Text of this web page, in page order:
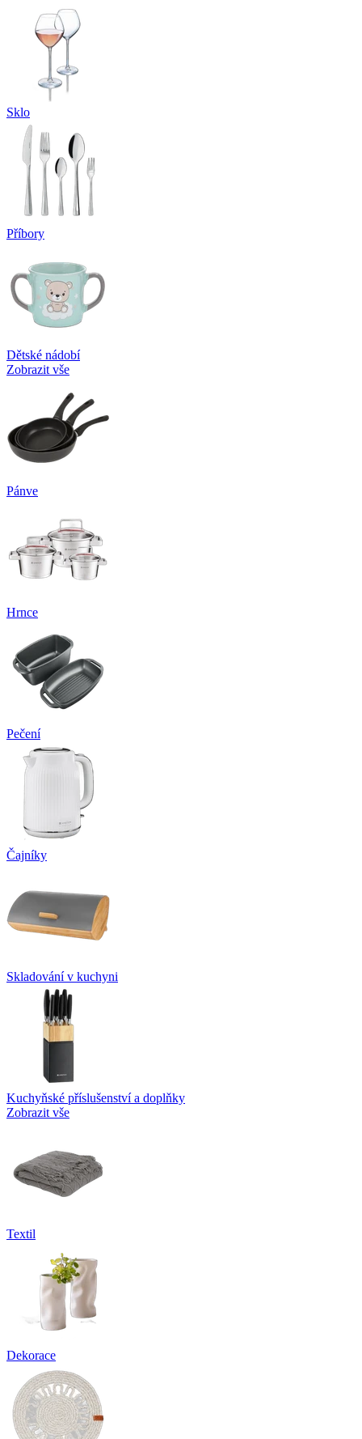
Sklo
Příbory
Dětské nádobí
Zobrazit vše
Pánve
Hrnce
Pečení
Čajníky
Skladování v kuchyni
Kuchyňské příslušenství a doplňky
Zobrazit vše
Textil
Dekorace